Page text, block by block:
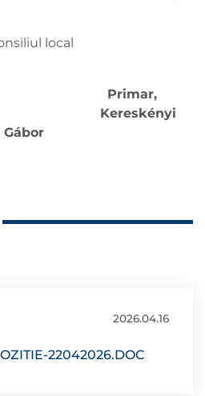
local
Gábor
2026.04.16
22042026.DOC